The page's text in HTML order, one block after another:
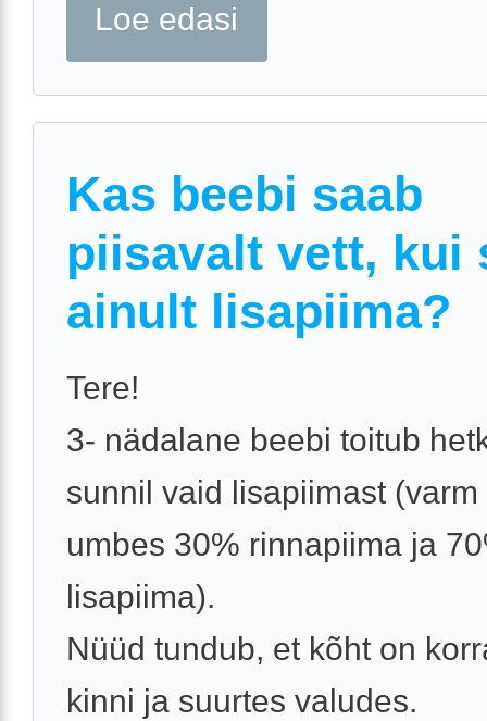
Loe edasi
Kas beebi saab
piisavalt vett, kui
ainult lisapiima?
Tere!
3- nädalane beebi toitub
sunnil vaid lisapiimast (varm
umbes 30% rinnapiima ja
lisapiima).
Nüüd tundub, et kõht on
kinni ja suurtes valudes.